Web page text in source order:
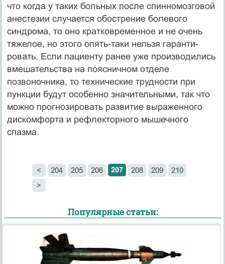
что когда у таких больных после спинномозговой
анестезии случается обострение болевого
синдрома, то оно кратковременное и не очень
тяжелое, но этого опять-таки нельзя гаранти­
ровать. Если пациенту ранее уже производились
вмешательства на поясничном отделе
позвоночни­ка, то технические трудности при
пункции будут особенно значительными, так что
можно прогнози­ровать развитие выраженного
дискомфорта и реф­лекторного мышечного
спазма.
< 204 205 206 207 208 209
210
>
Популярные статьи: